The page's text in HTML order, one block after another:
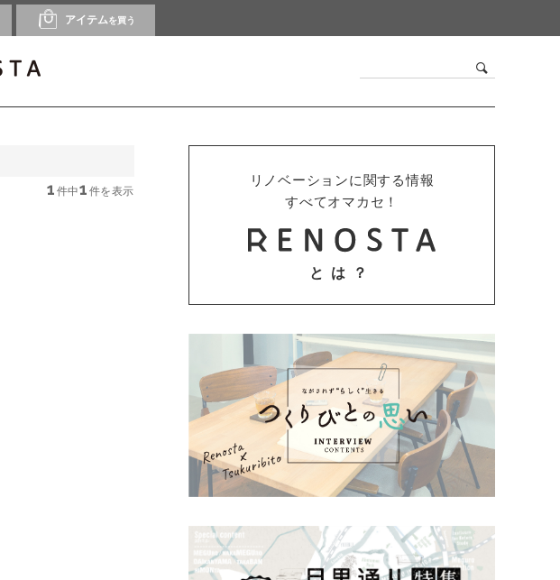
アイテムを買う
1 件中1 件を表示
リノベーションに関する情報
すべてオマカセ！
とは？